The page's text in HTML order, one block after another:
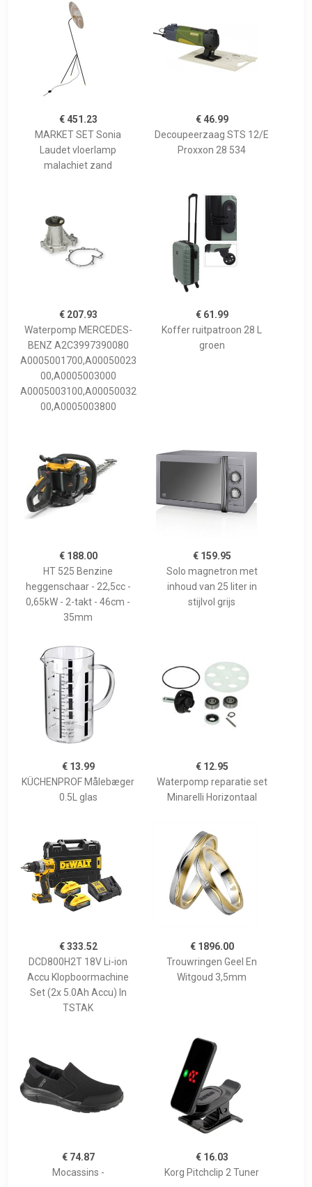
€ 451.23
MARKET SET Sonia
Laudet vloerlamp
malachiet zand
€ 46.99
Decoupeerzaag STS 12/E
Proxxon 28 534
€ 207.93
Waterpomp MERCEDES-
BENZ A2C3997390080
A0005001700,A00050023
00,A0005003000
A0005003100,A00050032
00,A0005003800
€ 61.99
Koffer ruitpatroon 28 L
groen
€ 188.00
HT 525 Benzine
heggenschaar - 22,5cc -
0,65kW - 2-takt - 46cm -
35mm
€ 159.95
Solo magnetron met
inhoud van 25 liter in
stijlvol grijs
€ 13.99
KÜCHENPROF Målebæger
0.5L glas
€ 12.95
Waterpomp reparatie set
Minarelli Horizontaal
€ 333.52
DCD800H2T 18V Li-ion
Accu Klopboormachine
Set (2x 5.0Ah Accu) In
TSTAK
€ 1896.00
Trouwringen Geel En
Witgoud 3,5mm
€ 74.87
Mocassins -
€ 16.03
Korg Pitchclip 2 Tuner